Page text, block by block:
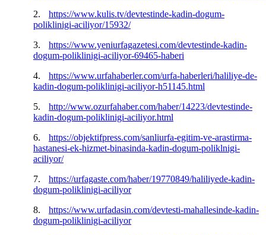
2.
https://www.kulis.tv/devtestinde-kadin-dogum-
poliklinigi-aciliyor/15932/
3.
https://www.yeniurfagazetesi.com/devtestinde-kadin-
dogum-poliklinigi-aciliyor-69465-haberi
4.
https://www.urfahaberler.com/urfa-haberleri/haliliye-de-
kadin-dogum-poliklinigi-aciliyor-h51145.html
5.
http://www.ozurfahaber.com/haber/14223/devtestinde-
kadin-dogum-poliklinigi-aciliyor.html
6.
https://objektifpress.com/sanliurfa-egitim-ve-arastirma-
hastanesi-ek-hizmet-binasinda-kadin-dogum-poliklnigi-
aciliyor/
7.
https://urfagaste.com/haber/19770849/haliliyede-kadin-
dogum-poliklinigi-aciliyor
8.
https://www.urfadasin.com/devtesti-mahallesinde-kadin-
dogum-poliklinigi-aciliyor